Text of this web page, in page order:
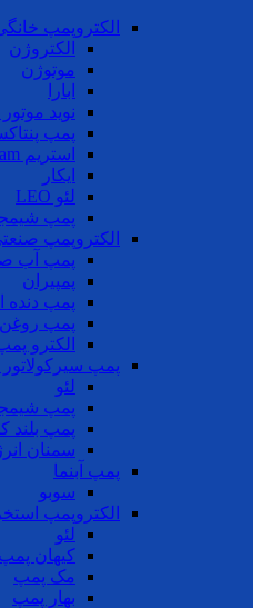
الکتروپمپ
الکتروژن
موتوژن
ابارا
نوید
پمپ
استریم stream
ایکار
لئو LEO
پمپ
الکتروپمپ
پمپ آب
پمپیران
پمپ دنده
پمپ روغن
الکترو
پمپ سیرکولاتور
لئو
پمپ
پمپ بلند
سمنان
پمپ آبنما
سوبو
الکتروپمپ
لئو
کیهان پمپ
مک پمپ
بهار پمپ